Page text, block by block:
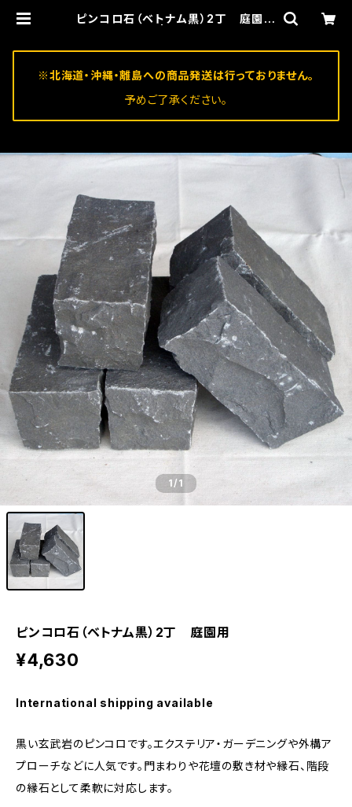
ピンコロ石（ベトナム黒）2丁 庭園用
※北海道・沖縄・離島への商品発送は行っておりません。
予めご了承ください。
1/1
ピンコロ石（ベトナム黒）2丁 庭園用
¥4,630
International shipping available
黒い玄武岩のピンコロです。エクステリア・ガーデニングや外構ア
プローチなどに人気です。門まわりや花壇の敷き材や縁石、階段
の縁石として柔軟に対応します。